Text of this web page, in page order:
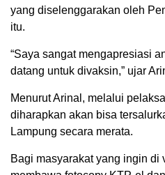
yang diselenggarakan oleh
itu.
“Saya sangat mengapresiasi
datang untuk divaksin,” ujar
Menurut Arinal, melalui
diharapkan akan bisa
Lampung secara merata.
Bagi masyarakat yang ingin di